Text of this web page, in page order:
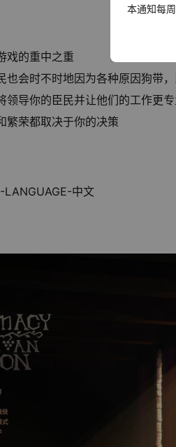
戏的重中之重
也会时不时地因为各种原因狗带
领导你的臣民并让他们的工作更
繁荣都取决于你的决策
LANGUAGE-中文
本通知每